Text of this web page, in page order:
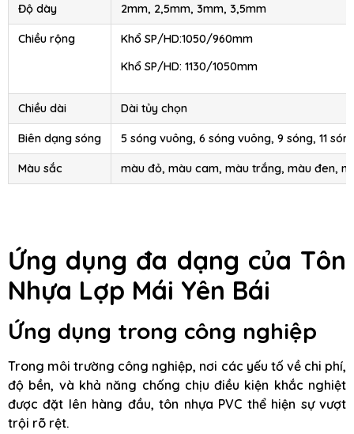
Độ dày 2mm, 2,5mm, 3mm, 3,5mm
Chiều rộng
Khổ SP/HD:1050/960mm
Khổ SP/HD: 1130/1050mm
Chiều dài Dài tủy chọn
Biên dạng sóng 5 sóng vuông, 6 sóng vuông, 9 sóng, 11
Màu sắc màu đỏ, màu cam, màu trắng, màu đen,
Ứng dụng đa dạng của Tôn
Nhựa Lợp Mái Yên Bái
Ứng dụng trong công nghiệp
Trong môi trường công nghiệp, nơi các yếu tố về chi phí,
độ bền, và khả năng chống chịu điều kiện khắc nghiệt
được đặt lên hàng đầu, tôn nhựa PVC thể hiện sự vượt
trội rõ rệt.